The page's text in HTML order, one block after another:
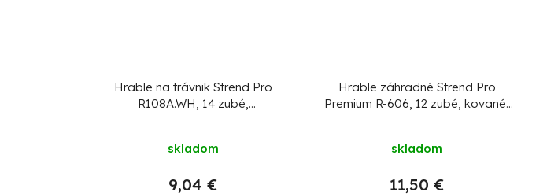
Hrable na trávnik Strend Pro
R108A.WH, 14 zubé,
skladom
9,04 €
Hrable záhradné Strend Pro
Premium R-606, 12 zubé, kované,
skladom
11,50 €